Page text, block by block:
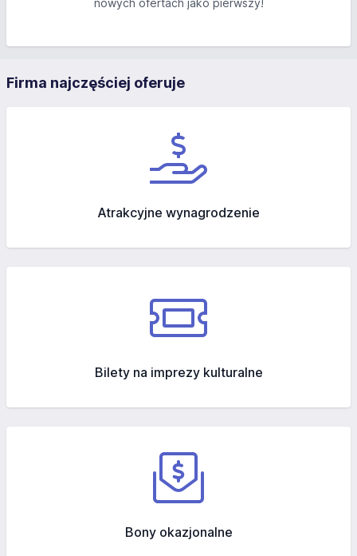
nowych ofertach jako pierwszy!
Firma najczęściej oferuje
Atrakcyjne wynagrodzenie
Bilety na imprezy kulturalne
Bony okazjonalne